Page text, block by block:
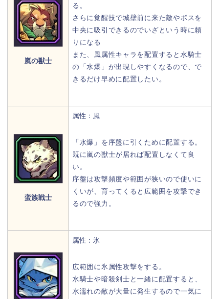
嵐の獣士
る。
さらに覚醒技で城壁前に来た敵やボスを
中央に吸引できるのでいざという時に頼
りになる
また、風属性キャラを配置すると水騎士
の「水爆」が出現しやすくなるので、で
きるだけ早めに配置したい。
蛮族戦士
属性：風
「水爆」を序盤に引くために配置する。
既に嵐の獣士が居れば配置しなくて良
い。
序盤は攻撃頻度や範囲が狭いので使いに
くいが、育ってくると広範囲を攻撃でき
るので強力。
属性：氷
広範囲に氷属性攻撃をする。
水騎士や暗殺剣士と一緒に配置すると、
水濡れの敵が大量に発生するので一気に